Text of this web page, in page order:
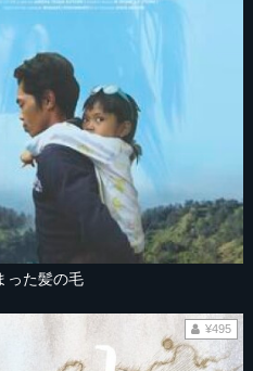
った髪の毛
¥495